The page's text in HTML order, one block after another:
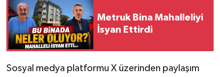
Metruk Bina Mahalleliyi
İsyan Ettirdi
Sosyal medya platformu X üzerinden paylaşım